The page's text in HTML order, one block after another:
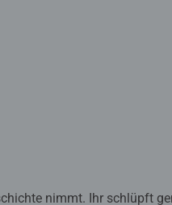
nimmt. Ihr schlüpft